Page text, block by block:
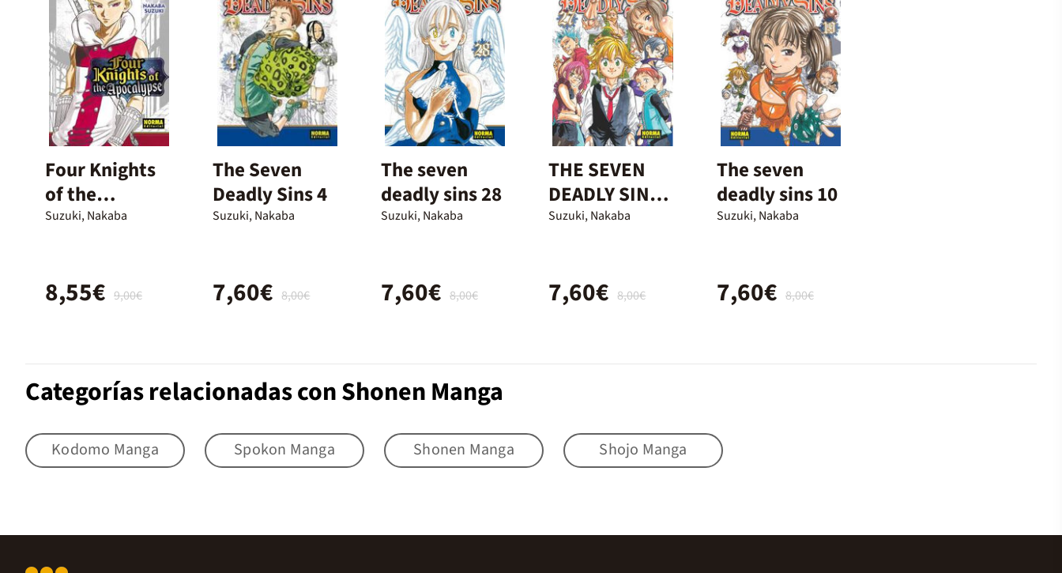
Four Knights
of the
Apocalypse 07
Suzuki, Nakaba
9,00€
8,55€
The Seven
Deadly Sins 4
Suzuki, Nakaba
8,00€
7,60€
The seven
deadly sins 28
Suzuki, Nakaba
8,00€
7,60€
THE SEVEN
DEADLY SINS
27
Suzuki, Nakaba
8,00€
7,60€
The seven
deadly sins 10
Suzuki, Nakaba
8,00€
7,60€
Categorías relacionadas con Shonen Manga
Kodomo Manga Spokon Manga Shonen Manga Shojo Manga